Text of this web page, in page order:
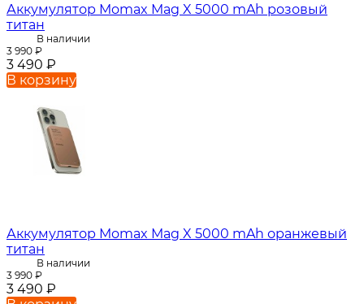
Аккумулятор Momax Mag X 5000 mAh розовый
титан
В наличии
3 990 ₽
3 490 ₽
В корзину
Аккумулятор Momax Mag X 5000 mAh оранжевый
титан
В наличии
3 990 ₽
3 490 ₽